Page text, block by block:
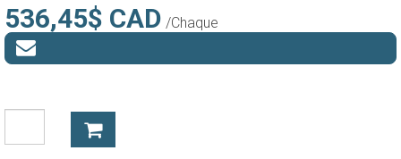
536,45$ CAD /Chaque